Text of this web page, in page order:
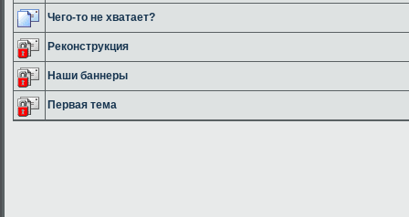
Чего-то не хватает?
Реконструкция
Наши баннеры
Первая тема